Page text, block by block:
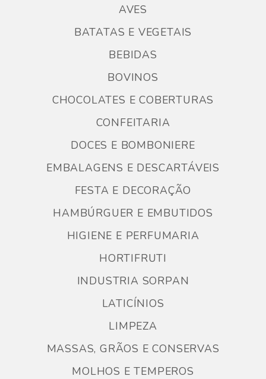
AVES
BATATAS E VEGETAIS
BEBIDAS
BOVINOS
CHOCOLATES E COBERTURAS
CONFEITARIA
DOCES E BOMBONIERE
EMBALAGENS E DESCARTÁVEIS
FESTA E DECORAÇÃO
HAMBÚRGUER E EMBUTIDOS
HIGIENE E PERFUMARIA
HORTIFRUTI
INDUSTRIA SORPAN
LATICÍNIOS
LIMPEZA
MASSAS, GRÃOS E CONSERVAS
MOLHOS E TEMPEROS